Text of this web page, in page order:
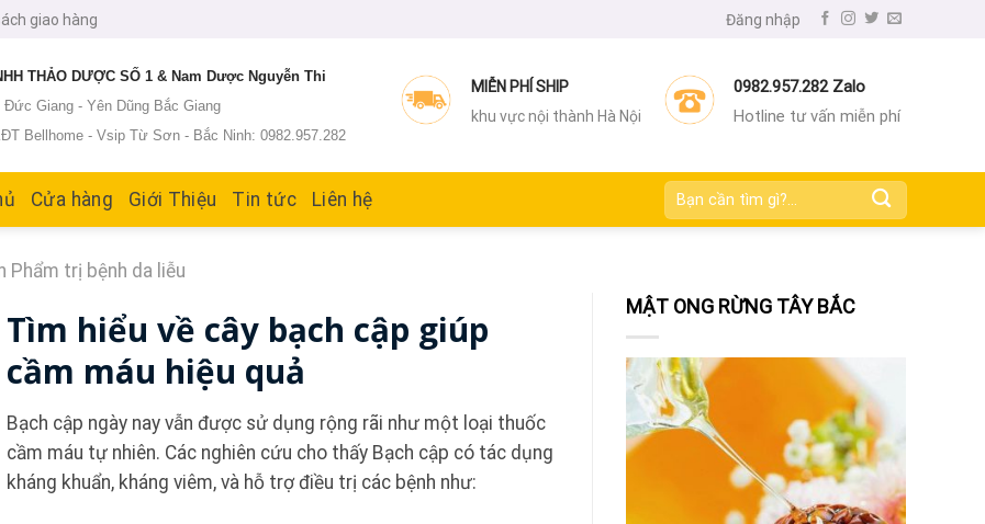
giao hàng Đăng nhập
THẢO DƯỢC SỐ 1 & Nam Dược Nguyễn Thi
Giang - Yên Dũng Bắc Giang
Bellhome - Vsip Từ Sơn - Bắc Ninh: 0982.957.282
MIỄN PHÍ SHIP
khu vực nội thành Hà Nội
0982.957.282 Zalo
Hotline tư vấn miễn phí
Cửa hàng Giới Thiệu Tin tức Liên hệ
Tìm
kiếm:
Phẩm trị bệnh da liễu
MẬT ONG RỪNG TÂY BẮC
Tìm hiểu về cây bạch cập giúp
cầm máu hiệu quả
Bạch cập ngày nay vẫn được sử dụng rộng rãi như một loại thuốc
cầm máu tự nhiên. Các nghiên cứu cho thấy Bạch cập có tác dụng
kháng khuẩn, kháng viêm, và hỗ trợ điều trị các bệnh như: